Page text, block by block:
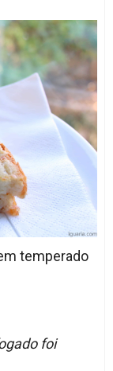
temperado
foi